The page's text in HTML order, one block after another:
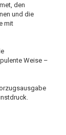
den
und die
mit
Weise –